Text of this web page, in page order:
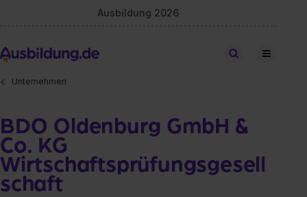
Ausbildung 2026
Stellen finden
Unternehmen
BDO Oldenburg GmbH &
Co. KG
Wirtschaftsprüfungsgesell
schaft